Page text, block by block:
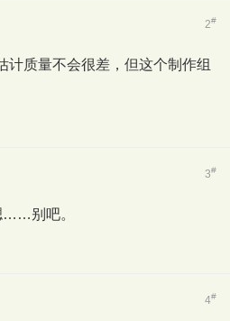
2#
计质量不会很差，但这个制作组
3#
……别吧。
4#